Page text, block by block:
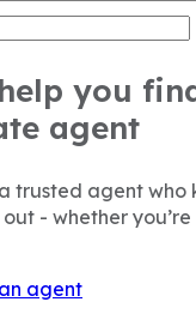
you
agent
trusted agent who
- whether
agent